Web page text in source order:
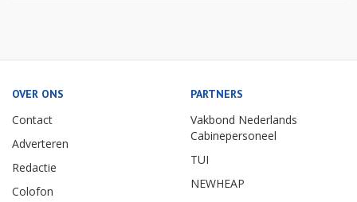
OVER ONS
Contact
Adverteren
Redactie
Colofon
PARTNERS
Vakbond Nederlands
Cabinepersoneel
TUI
NEWHEAP